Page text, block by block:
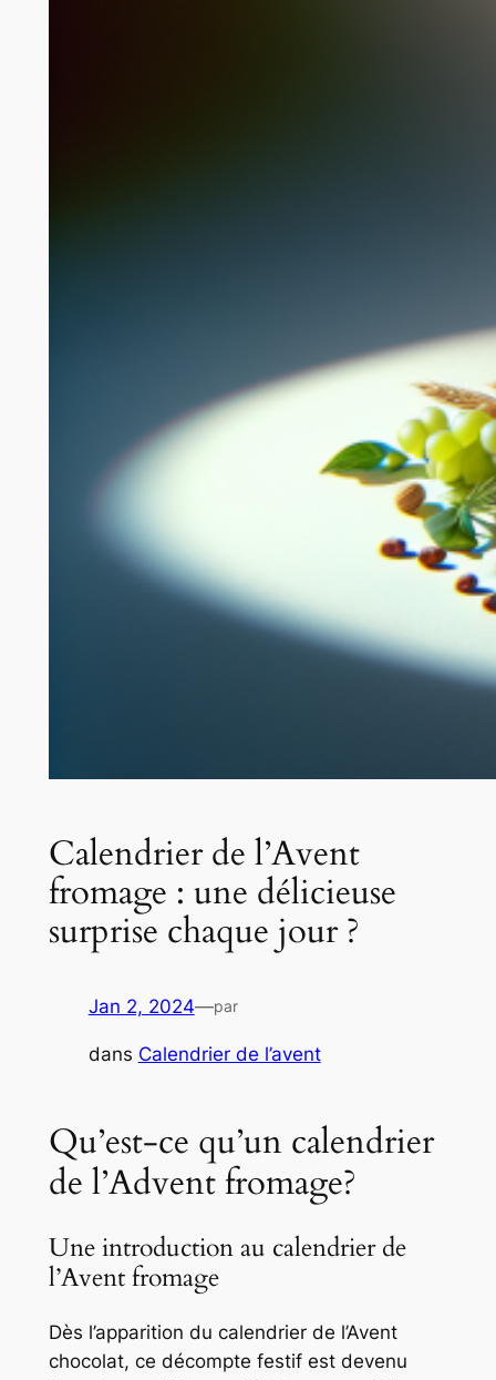
Calendrier de l’Avent
fromage : une délicieuse
surprise chaque jour ?
Jan 2, 2024—par
dans Calendrier de l’avent
Qu’est-ce qu’un calendrier
de l’Advent fromage?
Une introduction au calendrier de
l’Avent fromage
Dès l’apparition du calendrier de l’Avent
chocolat, ce décompte festif est devenu